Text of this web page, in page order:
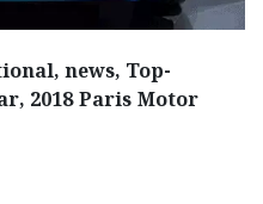
news, Top-
2018 Paris Motor